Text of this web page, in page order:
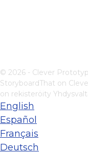
© 2026 - Clever
StoryboardThat on
on rekisteröity
English
Español
Français
Deutsch